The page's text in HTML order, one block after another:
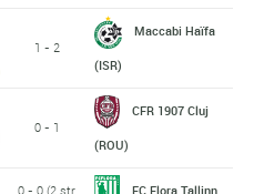
1 - 2
Maccabi Haïfa
(ISR)
0 - 1
CFR 1907 Cluj
(ROU)
0 - 0 (2 str
FC Flora Tallinn